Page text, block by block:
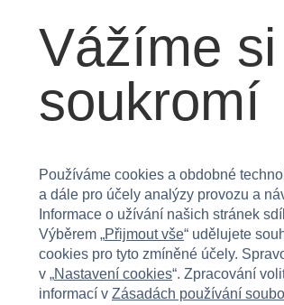
do hry novou dimenzi zábavy a učení!
.
Vážíme
soukromí
Používáme cookies a obdobné
a dále pro účely analýzy provozu a
Informace o užívání našich stránek
Výběrem „Přijmout vše“ udělujete
cookies pro tyto zmíněné účely.
v „Nastavení cookies“. Zpracování
informací v Zásadách používání